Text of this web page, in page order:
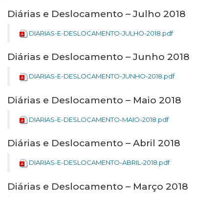
Diárias e Deslocamento – Julho 2018
DIARIAS-E-DESLOCAMENTO-JULHO-2018.pdf
Diárias e Deslocamento – Junho 2018
DIARIAS-E-DESLOCAMENTO-JUNHO-2018.pdf
Diárias e Deslocamento – Maio 2018
DIARIAS-E-DESLOCAMENTO-MAIO-2018.pdf
Diárias e Deslocamento – Abril 2018
DIARIAS-E-DESLOCAMENTO-ABRIL-2018.pdf
Diárias e Deslocamento – Março 2018